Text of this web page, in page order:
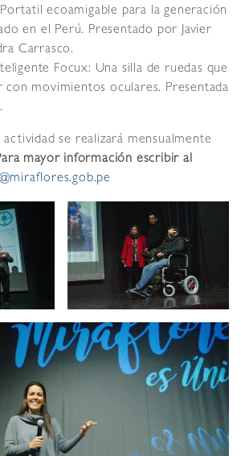
ecoamigable para la generación
en el Perú. Presentado por Javier
Carrasco.
Focux: Una silla de ruedas que
movimientos oculares. Presentada
actividad se realizará mensualmente
mayor información escribir al